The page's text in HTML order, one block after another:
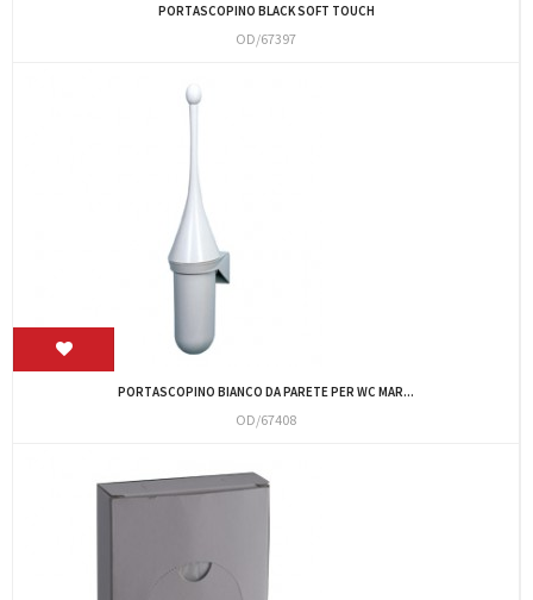
PORTASCOPINO BLACK SOFT TOUCH
OD/67397
PORTASCOPINO BIANCO DA PARETE PER WC MAR...
OD/67408